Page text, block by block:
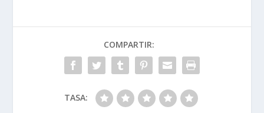
COMPARTIR:
TASA: